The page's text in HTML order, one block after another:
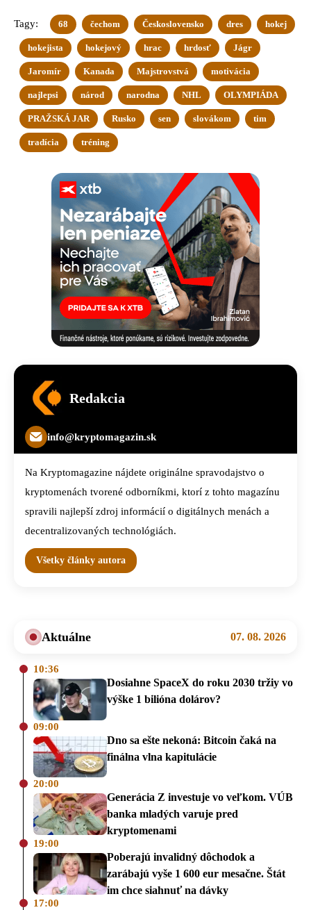
Tagy: 68 čechom Československo dres hokej
hokejista hokejový hrac hrdosť Jágr
Jaromír Kanada Majstrovstvá motivácia
najlepsi národ narodna NHL OLYMPIÁDA
PRAŽSKÁ JAR Rusko sen slovákom tim
tradícia tréning
Redakcia
info@kryptomagazin.sk
Na Kryptomagazine nájdete originálne spravodajstvo o
kryptomenách tvorené odborníkmi, ktorí z tohto magazínu
spravili najlepší zdroj informácií o digitálnych menách a
decentralizovaných technológiách.
Všetky články autora
Aktuálne 07. 08. 2026
10:36
Dosiahne SpaceX do roku 2030 tržiy vo
výške 1 bilióna dolárov?
09:00
Dno sa ešte nekoná: Bitcoin čaká na
finálna vlna kapitulácie
20:00
Generácia Z investuje vo veľkom. VÚB
banka mladých varuje pred
kryptomenami
19:00
Poberajú invalidný dôchodok a
zarábajú vyše 1 600 eur mesačne. Štát
im chce siahnuť na dávky
17:00